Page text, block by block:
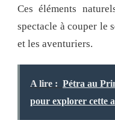
Ces éléments
spectacle à couper le
et les aventuriers.
A lire : Pétra au
pour explorer cette